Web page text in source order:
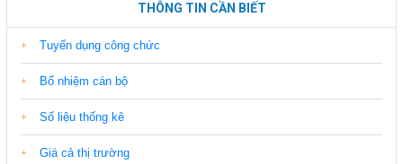
THÔNG TIN CẦN BIẾT
Tuyển dụng công chức
Bổ nhiệm cán bộ
Số liệu thống kê
Giá cả thị trường